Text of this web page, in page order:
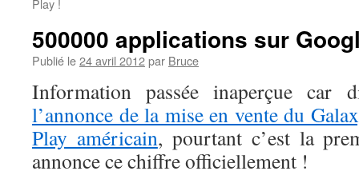
Play !
500000 applications sur
Publié le24 avril 2012par Bruce
Information passée inaperçue car
l’annonce de la mise en vente du
Play américain, pourtant c’est la
annonce ce chiffre officiellement !